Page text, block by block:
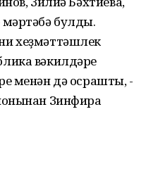
булды.
хеҙмәттәшлек
вәкилдәре
менән дә осрашты, -
Зинфира